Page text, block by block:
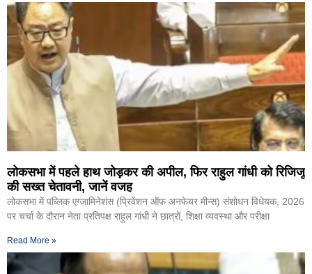
लोकसभा में पहले हाथ जोड़कर की अपील, फिर राहुल गांधी को रिजिजू
की सख्त चेतावनी, जानें वजह
लोकसभा में पब्लिक एग्जामिनेशंस (प्रिवेंशन ऑफ अनफेयर मीन्स) संशोधन विधेयक, 2026
पर चर्चा के दौरान नेता प्रतिपक्ष राहुल गांधी ने छात्रों, शिक्षा व्यवस्था और परीक्षा
Read More »